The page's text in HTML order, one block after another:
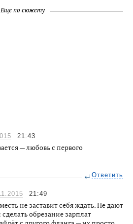
Еще по сюжету
21:43
— любовь с первого
Ответить
21:49
не заставит себя ждать. Не дают
обрезание зарплат